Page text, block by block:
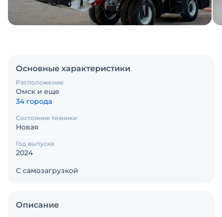
Основные характеристики
Расположение
Омск и еще
34 города
Состояние техники
Новая
Год выпуска
2024
С самозагрузкой
Описание